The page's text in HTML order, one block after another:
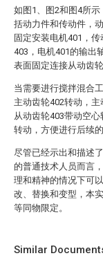
如图1、图2和图4所
括动力件和传动件，
固定安装电机401，
403，电机401的输出
表面固定连接从动齿轮
当需要进行搅拌混合
主动齿轮402转动，主
从动齿轮403带动空
转动，方便进行后续
尽管已经示出和描述
的普通技术人员而言
理和精神的情况下可
改、替换和变型，本
等同物限定。
Similar